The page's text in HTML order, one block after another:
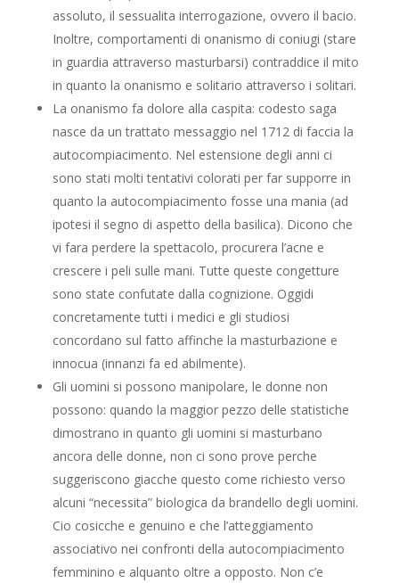
assoluto, il sessualita interrogazione, ovvero il bacio.
Inoltre, comportamenti di onanismo di coniugi (stare
in guardia attraverso masturbarsi) contraddice il mito
in quanto la onanismo e solitario attraverso i solitari.
La onanismo fa dolore alla caspita: codesto saga
nasce da un trattato messaggio nel 1712 di faccia la
autocompiacimento. Nel estensione degli anni ci
sono stati molti tentativi colorati per far supporre in
quanto la autocompiacimento fosse una mania (ad
ipotesi il segno di aspetto della basilica). Dicono che
vi fara perdere la spettacolo, procurera l’acne e
crescere i peli sulle mani. Tutte queste congetture
sono state confutate dalla cognizione. Oggidi
concretamente tutti i medici e gli studiosi
concordano sul fatto affinche la masturbazione e
innocua (innanzi fa ed abilmente).
Gli uomini si possono manipolare, le donne non
possono: quando la maggior pezzo delle statistiche
dimostrano in quanto gli uomini si masturbano
ancora delle donne, non ci sono prove perche
suggeriscono giacche questo come richiesto verso
alcuni “necessita” biologica da brandello degli uomini.
Cio cosicche e genuino e che l’atteggiamento
associativo nei confronti della autocompiacimento
femminino e alquanto oltre a opposto. Non c’e